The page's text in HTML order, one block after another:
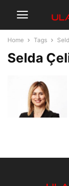
Home Tags
Selda